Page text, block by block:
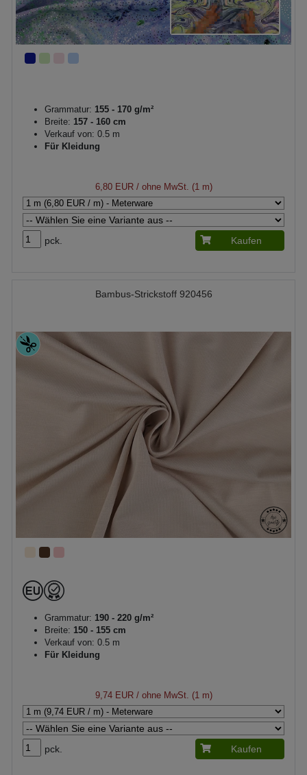
Grammatur: 155 - 170 g/m²
Breite: 157 - 160 cm
Verkauf von: 0.5 m
Für Kleidung
6,80 EUR/ ohne MwSt. (1 m)
pck. Kaufen
Bambus-Strickstoff 920456
Grammatur: 190 - 220 g/m²
Breite: 150 - 155 cm
Verkauf von: 0.5 m
Für Kleidung
9,74 EUR/ ohne MwSt. (1 m)
pck. Kaufen